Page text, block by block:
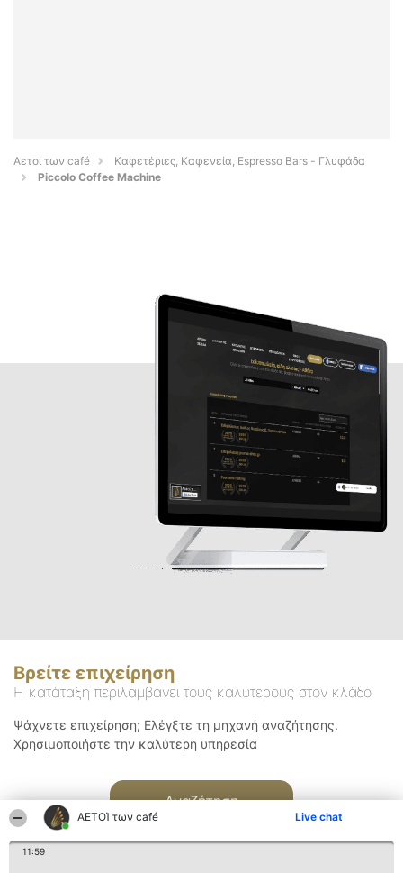
ΑΕΤΟΊ των café Live chat
11:59
Αετοί των café
Καφετέριες, Καφενεία, Espresso Bars - Γλυφάδα
Piccolo Coffee Machine
Βρείτε επιχείρηση
Η κατάταξη περιλαμβάνει τους καλύτερους στον κλάδο
Ψάχνετε επιχείρηση; Ελέγξτε τη μηχανή αναζήτησης.
Χρησιμοποιήστε την καλύτερη υπηρεσία
Αναζήτηση